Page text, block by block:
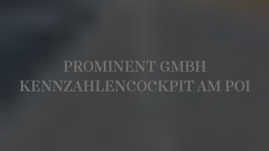
PROMINENT GMBH
KENNZAHLENCOCKPIT AM POI